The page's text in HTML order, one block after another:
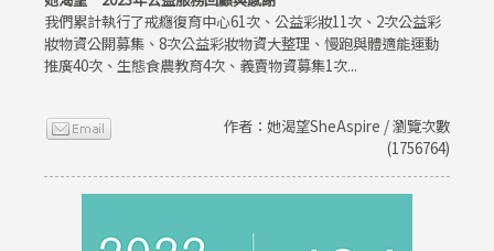
我們累計執行了戒癮復育中心61次、公益彩妝11次、2次公益彩
妝物資公開募集、8次公益彩妝物資大整理、慢跑與體適能運動
推廣40次、生態食農教育4次、義賣物資募集1次...
作者：她渴望SheAspire / 瀏覽次數
(1756764)